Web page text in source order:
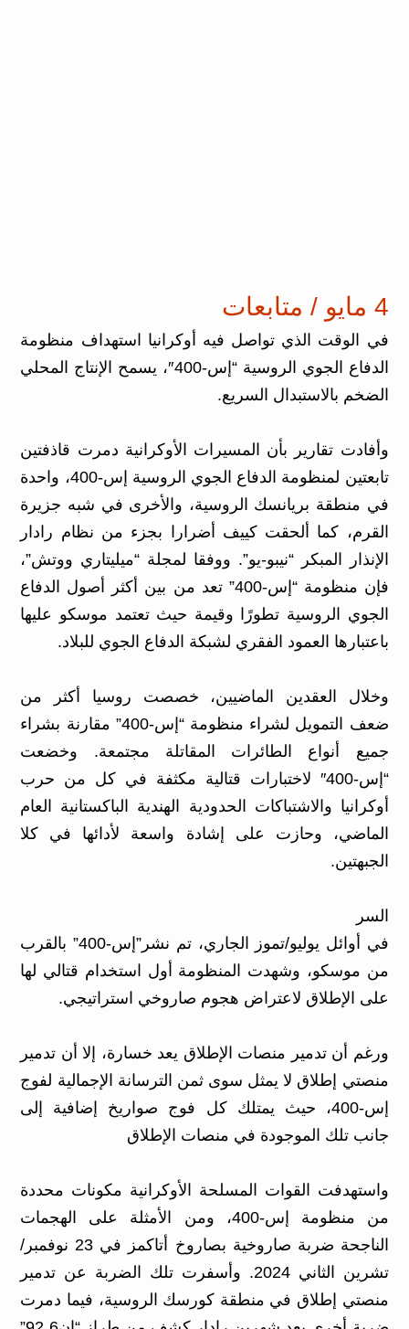
4 مايو / متابعات
في الوقت الذي تواصل فيه أوكرانيا استهداف منظومة
الدفاع الجوي الروسية “إس-400″، يسمح الإنتاج المحلي
الضخم بالاستبدال السريع.
وأفادت تقارير بأن المسيرات الأوكرانية دمرت قاذفتين
تابعتين لمنظومة الدفاع الجوي الروسية إس-400، واحدة
في منطقة بريانسك الروسية، والأخرى في شبه جزيرة
القرم، كما ألحقت كييف أضرارا بجزء من نظام رادار
الإنذار المبكر “نيبو-يو”. ووفقا لمجلة “ميليتاري ووتش”،
فإن منظومة “إس-400” تعد من بين أكثر أصول الدفاع
الجوي الروسية تطورًا وقيمة حيث تعتمد موسكو عليها
باعتبارها العمود الفقري لشبكة الدفاع الجوي للبلاد.
وخلال العقدين الماضيين، خصصت روسيا أكثر من
ضعف التمويل لشراء منظومة “إس-400” مقارنة بشراء
جميع أنواع الطائرات المقاتلة مجتمعة. وخضعت
“إس-400″ لاختبارات قتالية مكثفة في كل من حرب
أوكرانيا والاشتباكات الحدودية الهندية الباكستانية العام
الماضي، وحازت على إشادة واسعة لأدائها في كلا
الجبهتين.
السر
في أوائل يوليو/تموز الجاري، تم نشر”إس-400” بالقرب
من موسكو، وشهدت المنظومة أول استخدام قتالي لها
على الإطلاق لاعتراض هجوم صاروخي استراتيجي.
ورغم أن تدمير منصات الإطلاق يعد خسارة، إلا أن تدمير
منصتي إطلاق لا يمثل سوى ثمن الترسانة الإجمالية لفوج
إس-400، حيث يمتلك كل فوج صواريخ إضافية إلى
جانب تلك الموجودة في منصات الإطلاق
واستهدفت القوات المسلحة الأوكرانية مكونات محددة
من منظومة إس-400، ومن الأمثلة على الهجمات
الناجحة ضربة صاروخية بصاروخ أتاكمز في 23 نوفمبر/
تشرين الثاني 2024. وأسفرت تلك الضربة عن تدمير
منصتي إطلاق في منطقة كورسك الروسية، فيما دمرت